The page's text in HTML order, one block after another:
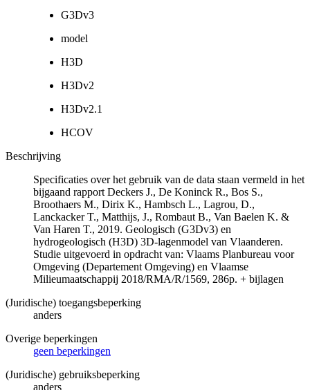
G3Dv3
model
H3D
H3Dv2
H3Dv2.1
HCOV
Beschrijving
Specificaties over het gebruik van de data staan vermeld in het
bijgaand rapport Deckers J., De Koninck R., Bos S.,
Broothaers M., Dirix K., Hambsch L., Lagrou, D.,
Lanckacker T., Matthijs, J., Rombaut B., Van Baelen K. &
Van Haren T., 2019. Geologisch (G3Dv3) en
hydrogeologisch (H3D) 3D-lagenmodel van Vlaanderen.
Studie uitgevoerd in opdracht van: Vlaams Planbureau voor
Omgeving (Departement Omgeving) en Vlaamse
Milieumaatschappij 2018/RMA/R/1569, 286p. + bijlagen
(Juridische) toegangsbeperking
anders
Overige beperkingen
geen beperkingen
(Juridische) gebruiksbeperking
anders